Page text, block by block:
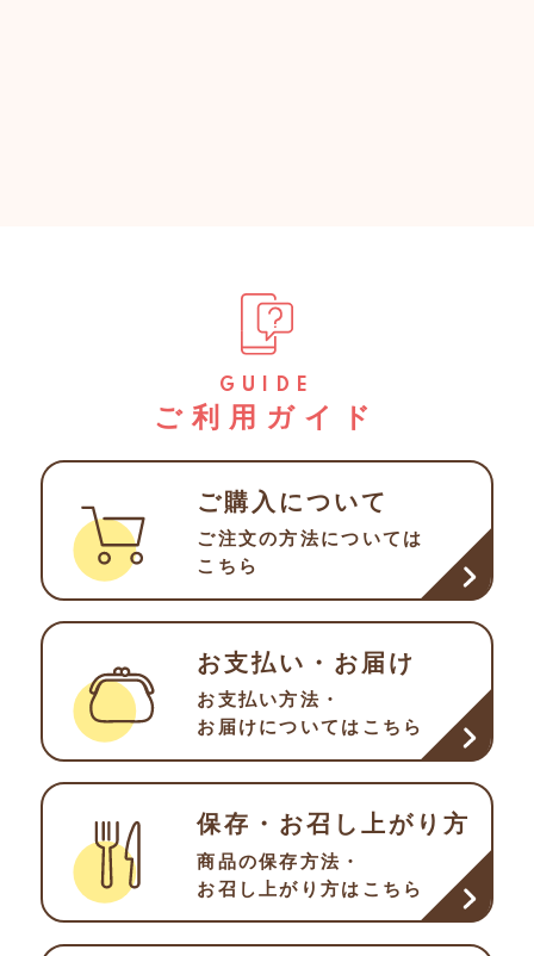
GUIDE
ご利用ガイド
ご購入について
ご注文の方法について は
こちら
お支払い・お届け
お支払い方法・
お届けについてはこちら
保存・お召し上がり方
商品の保存方法・
お召し
上がり方はこちら